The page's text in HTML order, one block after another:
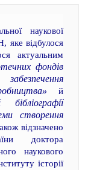
наукової
яке відбулося
актуальним
фондів
й
бібліографії
cтворення
відзначено
доктора
наукового
історії